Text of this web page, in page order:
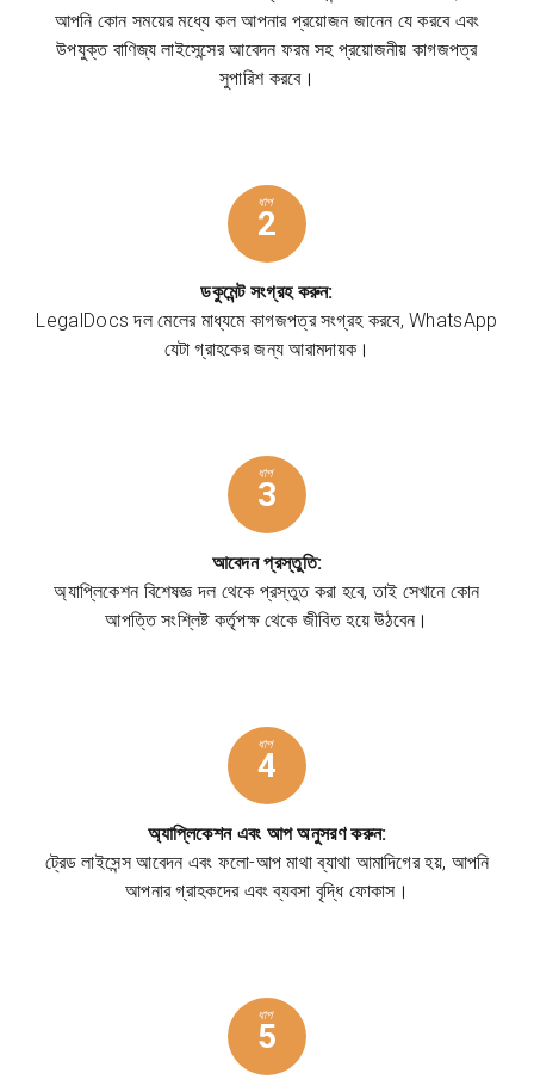
আপনি কোন সময়ের মধ্যে কল আপনার প্রয়োজন জানেন যে করবে এবং
উপযুক্ত বাণিজ্য লাইসেন্সের আবেদন ফরম সহ প্রয়োজনীয় কাগজপত্র
সুপারিশ করবে।
ধাপ
2
ডকুমেন্ট সংগ্রহ করুন:
LegalDocs দল মেলের মাধ্যমে কাগজপত্র সংগ্রহ করবে, WhatsApp
যেটা গ্রাহকের জন্য আরামদায়ক।
ধাপ
3
আবেদন প্রস্তুতি:
অ্যাপ্লিকেশন বিশেষজ্ঞ দল থেকে প্রস্তুত করা হবে, তাই সেখানে কোন
আপত্তি সংশ্লিষ্ট কর্তৃপক্ষ থেকে জীবিত হয়ে উঠবেন।
ধাপ
4
অ্যাপ্লিকেশন এবং আপ অনুসরণ করুন:
ট্রেড লাইসেন্স আবেদন এবং ফলো-আপ মাথা ব্যাথা আমাদিগের হয়, আপনি
আপনার গ্রাহকদের এবং ব্যবসা বৃদ্ধি ফোকাস।
ধাপ
5